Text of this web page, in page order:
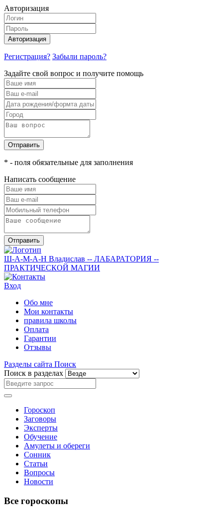
Авторизация
Авторизация
Регистрация? Забыли пароль?
Задайте свой вопрос и получите помощь
Отправить
* - поля обязательные для заполнения
Написать сообщение
Отправить
Ш-А-М-А-Н Владислав -- ЛАБАРАТОРИЯ --
ПРАКТИЧЕСКОЙ МАГИИ
Вход
Обо мне
Мои контакты
правила школы
Оплата
Гарантии
Отзывы
Разделы сайта Поиск
Поиск в разделах
Гороскоп
Заговоры
Эксперты
Обучение
Амулеты и обереги
Сонник
Статьи
Вопросы
Новости
Все гороскопы